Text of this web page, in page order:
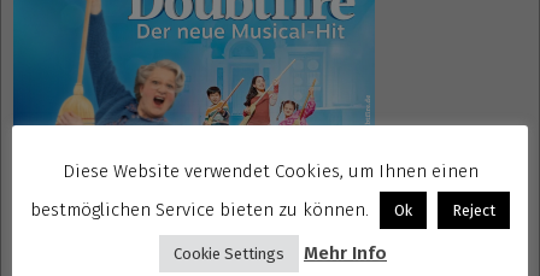
Diese Website verwendet Cookies, um Ihnen einen
bestmöglichen Service bieten zu können.
Ok Reject
Cookie Settings Mehr Info